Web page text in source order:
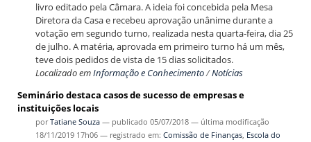
livro editado pela Câmara. A ideia foi concebida pela Mesa
Diretora da Casa e recebeu aprovação unânime durante a
votação em segundo turno, realizada nesta quarta-feira, dia 25
de julho. A matéria, aprovada em primeiro turno há um mês,
teve dois pedidos de vista de 15 dias solicitados.
Localizado emInformação e Conhecimento/Notícias
Seminário destaca casos de sucesso de empresas e
instituições locais
porTatiane Souza — publicado 05/07/2018 — última modificação
18/11/2019 17h06 — registrado em: Comissão de Finanças, Escola do